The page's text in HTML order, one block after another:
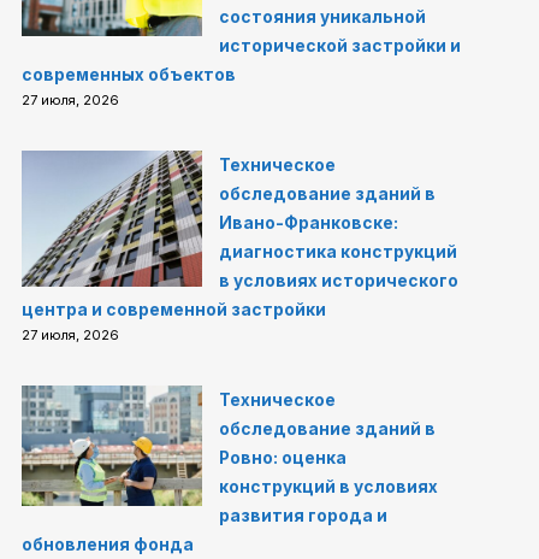
состояния уникальной
исторической застройки и
современных объектов
27 июля, 2026
Техническое
обследование зданий в
Ивано-Франковске:
диагностика конструкций
в условиях исторического
центра и современной застройки
27 июля, 2026
Техническое
обследование зданий в
Ровно: оценка
конструкций в условиях
развития города и
обновления фонда